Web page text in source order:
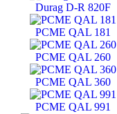
Durag D-R 820F
PCME QAL 181
PCME QAL 260
PCME QAL 360
PCME QAL 991